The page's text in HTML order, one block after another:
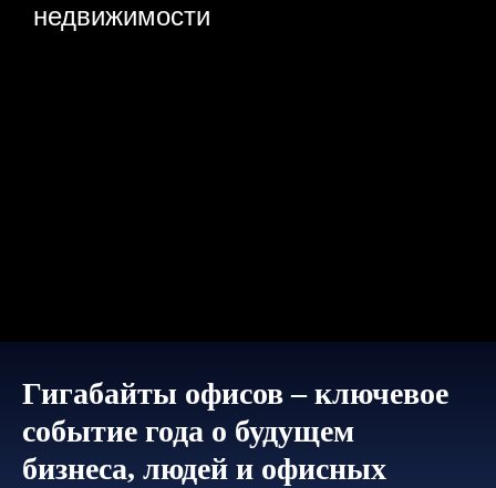
недвижимости
Гигабайты офисов – ключевое
событие года о будущем
бизнеса, людей и офисных